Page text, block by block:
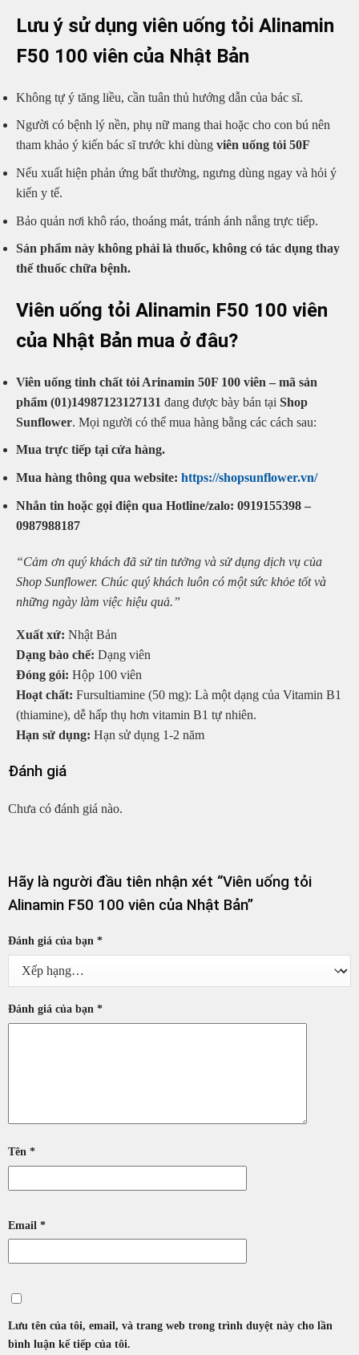
Lưu ý sử dụng viên uống tỏi Alinamin
F50 100 viên của Nhật Bản
Không tự ý tăng liều, cần tuân thủ hướng dẫn của bác sĩ.
Người có bệnh lý nền, phụ nữ mang thai hoặc cho con bú nên
tham khảo ý kiến bác sĩ trước khi dùng viên uống tỏi 50F
Nếu xuất hiện phản ứng bất thường, ngưng dùng ngay và hỏi ý
kiến y tế.
Bảo quản nơi khô ráo, thoáng mát, tránh ánh nắng trực tiếp.
Sản phẩm này không phải là thuốc, không có tác dụng thay
thế thuốc chữa bệnh.
Viên uống tỏi Alinamin F50 100 viên
của Nhật Bản mua ở đâu?
Viên uống tinh chất tỏi Arinamin 50F 100 viên – mã sản
phẩm (01)14987123127131 đang được bày bán tại Shop
Sunflower. Mọi người có thể mua hàng bằng các cách sau:
Mua trực tiếp tại cửa hàng.
Mua hàng thông qua website: https://shopsunflower.vn/
Nhắn tin hoặc gọi điện qua Hotline/zalo: 0919155398 –
0987988187
“Cảm ơn quý khách đã sử tin tưởng và sử dụng dịch vụ của
Shop Sunflower. Chúc quý khách luôn có một sức khỏe tốt và
những ngày làm việc hiệu quả.”
Xuất xứ: Nhật Bản
Dạng bào chế: Dạng viên
Đóng gói: Hộp 100 viên
Hoạt chất: Fursultiamine (50 mg): Là một dạng của Vitamin B1
(thiamine), dễ hấp thụ hơn vitamin B1 tự nhiên.
Hạn sử dụng: Hạn sử dụng 1-2 năm
Đánh giá
Chưa có đánh giá nào.
Hãy là người đầu tiên nhận xét “Viên uống tỏi
Alinamin F50 100 viên của Nhật Bản”
Đánh giá của bạn *
Đánh giá của bạn *
Tên *
Email *
Lưu tên của tôi, email, và trang web trong trình duyệt này cho lần
bình luận kế tiếp của tôi.